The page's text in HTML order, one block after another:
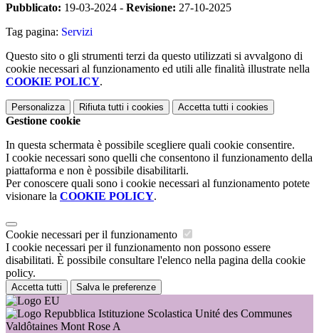
Pubblicato: 19-03-2024 - Revisione: 27-10-2025
Tag pagina: Servizi
Questo sito o gli strumenti terzi da questo utilizzati si avvalgono di
cookie necessari al funzionamento ed utili alle finalità illustrate nella
COOKIE POLICY.
Personalizza Rifiuta tutti i cookies Accetta tutti i cookies
Gestione cookie
In questa schermata è possibile scegliere quali cookie consentire.
I cookie necessari sono quelli che consentono il funzionamento della
piattaforma e non è possibile disabilitarli.
Per conoscere quali sono i cookie necessari al funzionamento potete
visionare la COOKIE POLICY.
Cookie necessari per il funzionamento
I cookie necessari per il funzionamento non possono essere
disabilitati. È possibile consultare l'elenco nella pagina della cookie
policy.
Accetta tutti Salva le preferenze
Istituzione Scolastica Unité des Communes
Valdôtaines Mont Rose A